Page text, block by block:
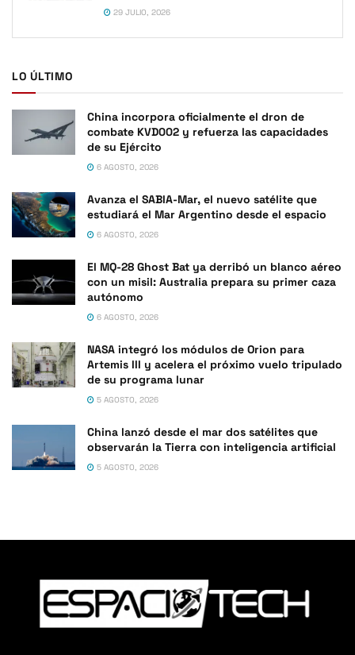
29 JULIO, 2026
LO ÚLTIMO
China incorpora oficialmente el dron de
combate KVD002 y refuerza las capacidades
de su Ejército
6 AGOSTO, 2026
Avanza el SABIA-Mar, el nuevo satélite que
estudiará el Mar Argentino desde el espacio
6 AGOSTO, 2026
El MQ-28 Ghost Bat ya derribó un blanco aéreo
con un misil: Australia prepara su primer caza
autónomo
6 AGOSTO, 2026
NASA integró los módulos de Orion para
Artemis III y acelera el próximo vuelo tripulado
de su programa lunar
5 AGOSTO, 2026
China lanzó desde el mar dos satélites que
observarán la Tierra con inteligencia artificial
5 AGOSTO, 2026